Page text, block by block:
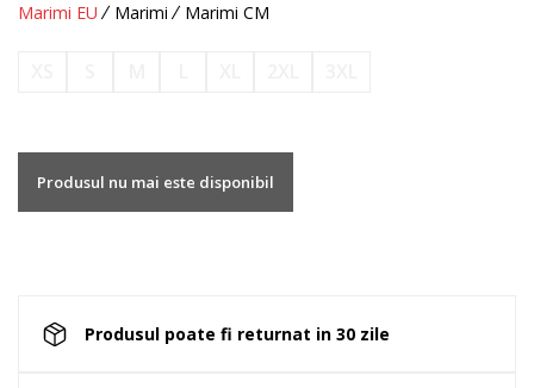
Marimi EU Marimi Marimi CM
Produsul nu mai este disponibil
Produsul poate fi returnat in 30 zile